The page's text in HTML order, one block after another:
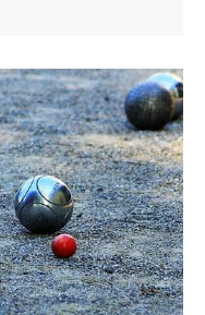
3 jours de fête,
concours de